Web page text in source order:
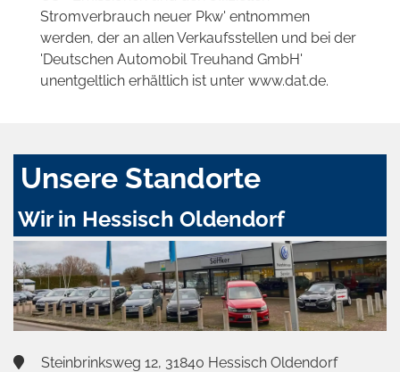
Stromverbrauch neuer Pkw' entnommen
werden, der an allen Verkaufsstellen und bei der
'Deutschen Automobil Treuhand GmbH'
unentgeltlich erhältlich ist unter www.dat.de.
Unsere Standorte
Wir in Hessisch Oldendorf
Steinbrinksweg 12, 31840 Hessisch Oldendorf